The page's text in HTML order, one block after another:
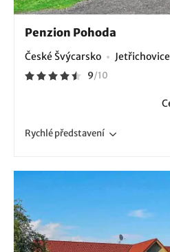
Penzion Pohoda
České Švýcarsko Jetřichovice
9/10
Rychlépředstavení